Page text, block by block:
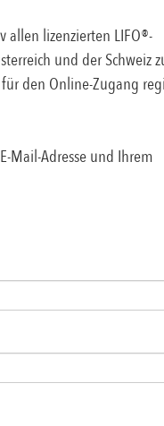
allen lizenzierten LIFO®-
und der Schweiz
den Online-Zugang
Mail-Adresse und Ihrem